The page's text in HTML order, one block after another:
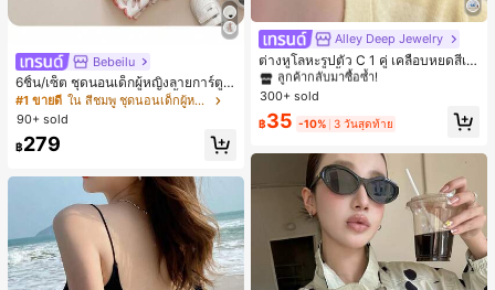
Bebeilu
6ชิ้น/เซ็ต ชุดนอนเด็กผู้หญิงลายการ์ตูน
หมีและดอกไม้ คอกลม แขนสั้น กางเกง
ขาสั้น ขอบระบาย สวมใส่สบาย
#1 ขายดี
ใน สีชมพู ชุดนอนเด็กผู้หญิง
90+ sold
฿279
Alley Deep Jewelry
ต่างหูโลหะรูปตัว C 1 คู่ เคลือบหยดสีเห
ลือง ลายจุดสีน้ำเงิน สไตล์ยุโรปและอเม
ริกัน แฟชั่นส่วนตัว หวานและสง่างาม
สำหรับผู้หญิงและเด็กหญิง สำหรับการเ
ดินทาง งานแต่งงาน ปาร์ตี้ วันเกิด ของ
#1 ขายดี ใน โบโฮ ต่างหูผู้หญิง
ลูกค้ากลับมาซื้อซ้ำ!
เกือบหมดแล้ว!
#1 ขายดี ใน โบโฮ ต่างหูผู้หญิง
ลูกค้ากลับมาซื้อซ้ำ!
เกือบหมดแล้ว!
#1 ขายดี ใน โบโฮ ต่างหูผู้หญิง
ลูกค้ากลับมาซื้อซ้ำ!
เกือบหมดแล้ว!
#1 ขายดี ใน โบโฮ ต่างหูผู้หญิง
เกือบหมดแล้ว!
300+ sold
฿35 -10% 3 วันสุดท้าย